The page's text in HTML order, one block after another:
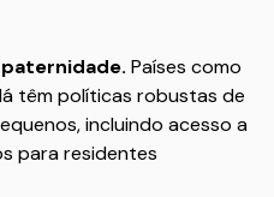
Países como
têm políticas robustas de
incluindo acesso a
para residentes